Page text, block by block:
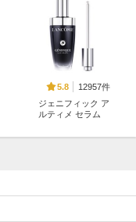
5.8
12957件
ジェニフィック ア
ルティメ セラム